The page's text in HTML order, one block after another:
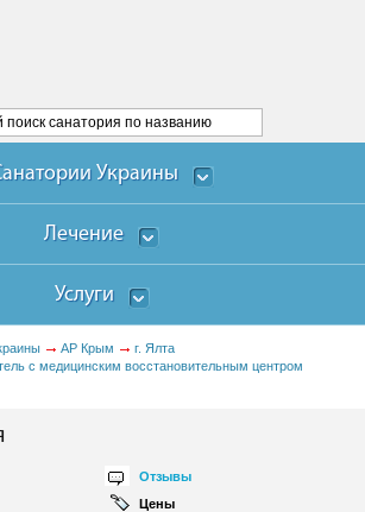
Украины
Лечение
Услуги
АР Крым
г. Ялта
с медицинским восстановительным центром
Отзывы
Цены